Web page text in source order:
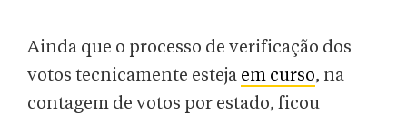
Ainda que o processo de verificação dos
votos tecnicamente esteja em curso, na
contagem de votos por estado, ficou